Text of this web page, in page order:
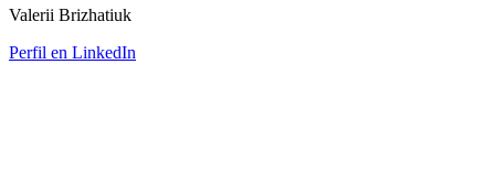
Valerii Brizhatiuk
Perfil en LinkedIn